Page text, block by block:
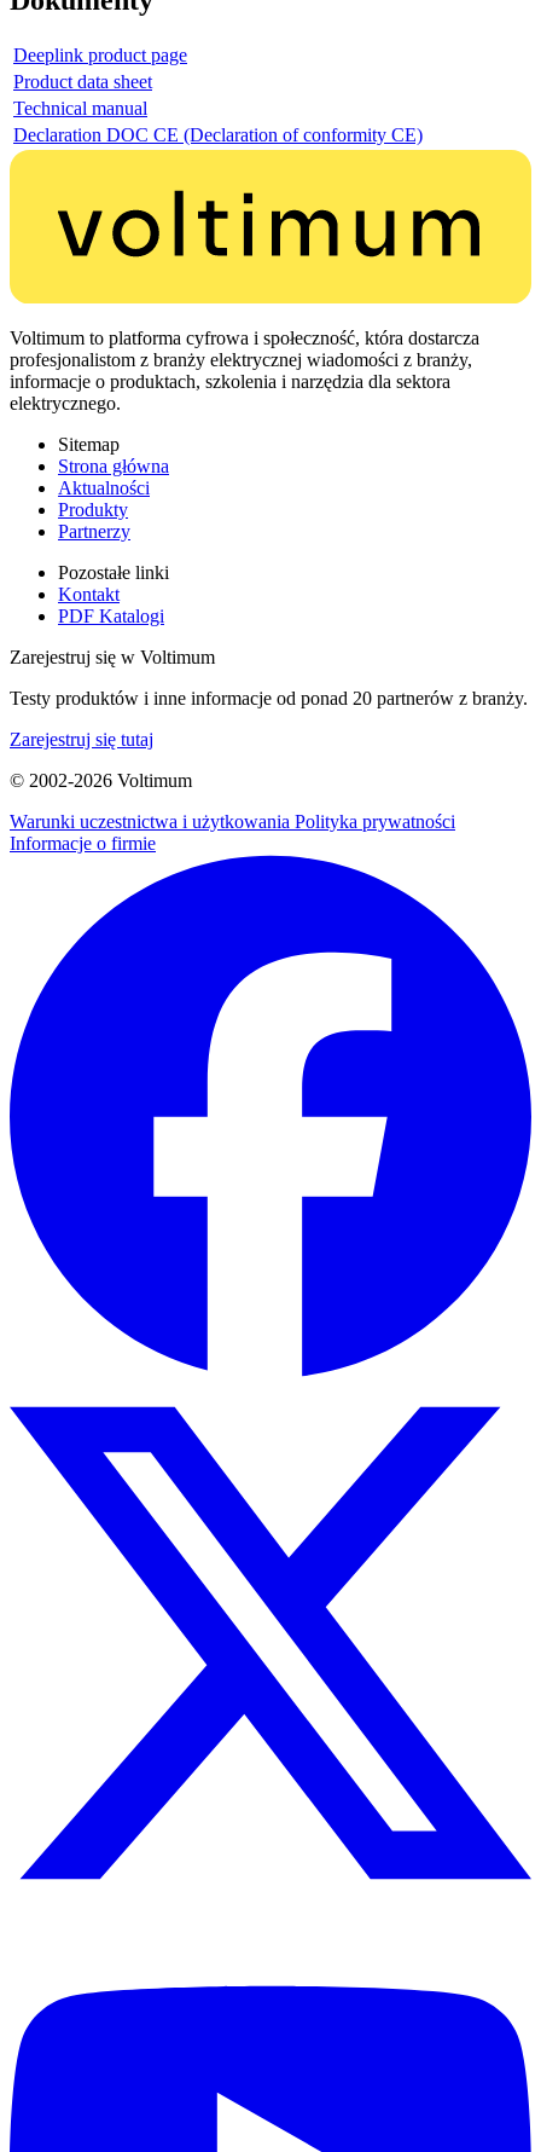
Deeplink product page
Product data sheet
Technical manual
Declaration DOC CE (Declaration of conformity CE)
Voltimum to platforma cyfrowa i społeczność, która dostarcza
profesjonalistom z branży elektrycznej wiadomości z branży,
informacje o produktach, szkolenia i narzędzia dla sektora
elektrycznego.
Sitemap
Strona główna
Aktualności
Produkty
Partnerzy
Pozostałe linki
Kontakt
PDF Katalogi
Zarejestruj się w Voltimum
Testy produktów i inne informacje od ponad 20 partnerów z branży.
Zarejestruj się tutaj
© 2002-2026 Voltimum
Warunki uczestnictwa i użytkowania Polityka prywatności
Informacje o firmie